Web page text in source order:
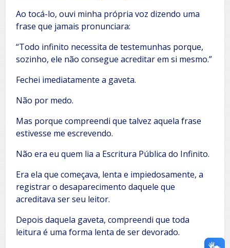
Ao tocá-lo, ouvi minha própria voz dizendo uma
frase que jamais pronunciara:
“Todo infinito necessita de testemunhas porque,
sozinho, ele não consegue acreditar em si mesmo.”
Fechei imediatamente a gaveta.
Não por medo.
Mas porque compreendi que talvez aquela frase
estivesse me escrevendo.
Não era eu quem lia a Escritura Pública do Infinito.
Era ela que começava, lenta e impiedosamente, a
registrar o desaparecimento daquele que
acreditava ser seu leitor.
Depois daquela gaveta, compreendi que toda
leitura é uma forma lenta de ser devorado.